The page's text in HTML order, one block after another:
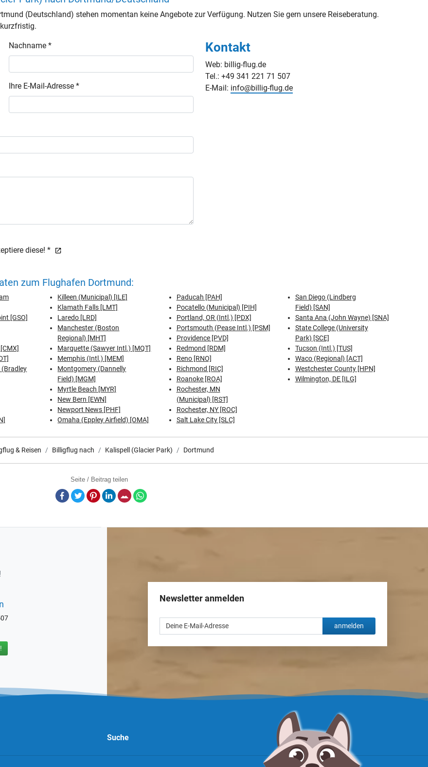
(Deutschland) stehen momentan keine Angebote zur Verfügung. Nutzen Sie gern unsere Reiseberatung.
Nachname *
Ihre E-Mail-Adresse *
diese! *
Kontakt
Web: billig-flug.de
Tel.: +49 341 221 71 507
E-Mail: info@billig-flug.de
zum Flughafen Dortmund:
[GSO]
Killeen (Municipal) [ILE]
Klamath Falls [LMT]
Laredo [LRD]
Manchester (Boston
Regional) [MHT]
Marquette (Sawyer Intl.) [MQT]
Memphis (Intl.) [MEM]
Montgomery (Dannelly
Field) [MGM]
Myrtle Beach [MYR]
New Bern [EWN]
Newport News [PHF]
Omaha (Eppley Airfield) [OMA]
Paducah [PAH]
Pocatello (Municipal) [PIH]
Portland, OR (Intl.) [PDX]
Portsmouth (Pease Intl.) [PSM]
Providence [PVD]
Redmond [RDM]
Reno [RNO]
Richmond [RIC]
Roanoke [ROA]
Rochester, MN
(Municipal) [RST]
Rochester, NY [ROC]
Salt Lake City [SLC]
San Diego (Lindberg
Field) [SAN]
Santa Ana (John Wayne) [SNA]
State College (University
Park) [SCE]
Tucson (Intl.) [TUS]
Waco (Regional) [ACT]
Westchester County [HPN]
Wilmington, DE [ILG]
& Reisen Billigflug nach Kalispell (Glacier Park) Dortmund
Seite / Beitrag teilen
Facebook
TwitterPinterestLinkedInE-Mail
Newsletter anmelden
anmelden
Suche